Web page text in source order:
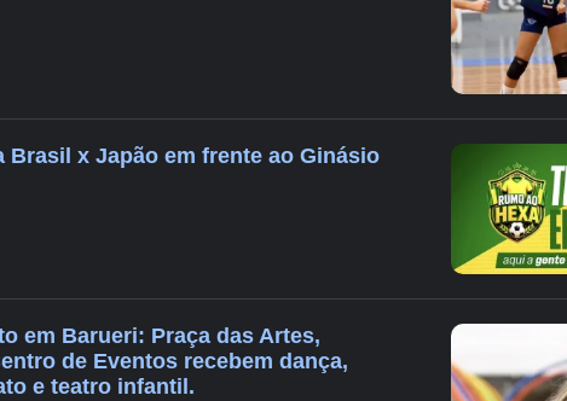
Brasil x Japão em frente ao Ginásio
em Barueri: Praça das Artes,
de Eventos recebem dança,
e teatro infantil.